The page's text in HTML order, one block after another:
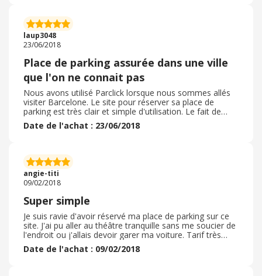
systématiquement par Ebuyclub depuis plusieurs années.
J'en suis toujours autant satisfaite, avec des code
promo à la clé.
laup3048
23/06/2018
Place de parking assurée dans une ville
que l'on ne connait pas
Nous avons utilisé Parclick lorsque nous sommes allés
visiter Barcelone. Le site pour réserver sa place de
parking est très clair et simple d'utilisation. Le fait de
pouvoir utiliser la carte multiparking dans la même ville
est super pratique et économe.
Date de l'achat : 23/06/2018
angie-titi
09/02/2018
Super simple
Je suis ravie d'avoir réservé ma place de parking sur ce
site. J'ai pu aller au théâtre tranquille sans me soucier de
l'endroit ou j'allais devoir garer ma voiture. Tarif très
abordable, réservation bien prise en compte.
Date de l'achat : 09/02/2018